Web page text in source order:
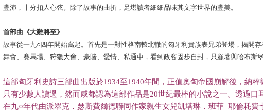
豐沛，十分扣人心弦。除了故事的曲折，足堪讀者細細品味其文字世界的豐美。
首部曲《大難將至》
故事從一九○四年開始寫起。首先是一對性格南轅北轍的匈牙利貴族表兄弟登場，揭開
舞會、賽馬場、狩獵大會、豪賭、愛情、私通中，看到政客固步自封，只顧著與哈布斯
這部匈牙利史詩三部曲出版於1934至1940年間，正值奧匈帝國崩解後，納
只有少數人讀過，然而咸都認為這部作品是20世紀最棒的小說之一。透過口
在九○年代由派翠克．瑟斯費爾德聯同作家親生女兒凱塔琳．班菲–耶倫耗